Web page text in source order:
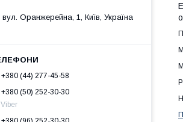
вул. Оранжерейна, 1, Київ, Україна
+380 (44) 277-45-58
+380 (50) 252-30-30
Viber